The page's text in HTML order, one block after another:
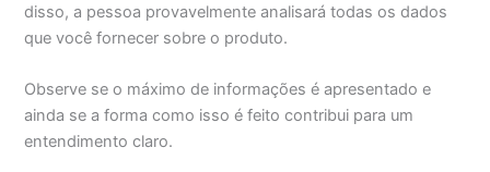
disso, a pessoa provavelmente analisará todas os dados
que você fornecer sobre o produto.
Observe se o máximo de informações é apresentado e
ainda se a forma como isso é feito contribui para um
entendimento claro.